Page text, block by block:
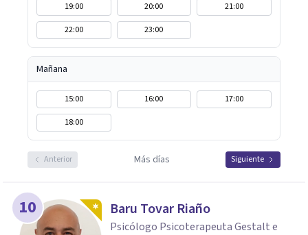
19:00 20:00
21:00
22:00
23:00
Mañana
15:00 16:00
17:00
18:00
Anterior Más días Siguiente
10 Baru Tovar Riaño
Psicólogo Psicoterapeuta Gestalt e